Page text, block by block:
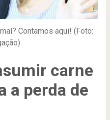
Contamos aqui! (Foto:
carne
a perda de